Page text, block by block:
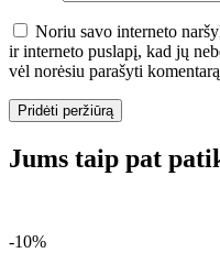
Noriu savo interneto
ir interneto puslapį, kad jų
vėl norėsiu parašyti
Jums taip pat
-10%